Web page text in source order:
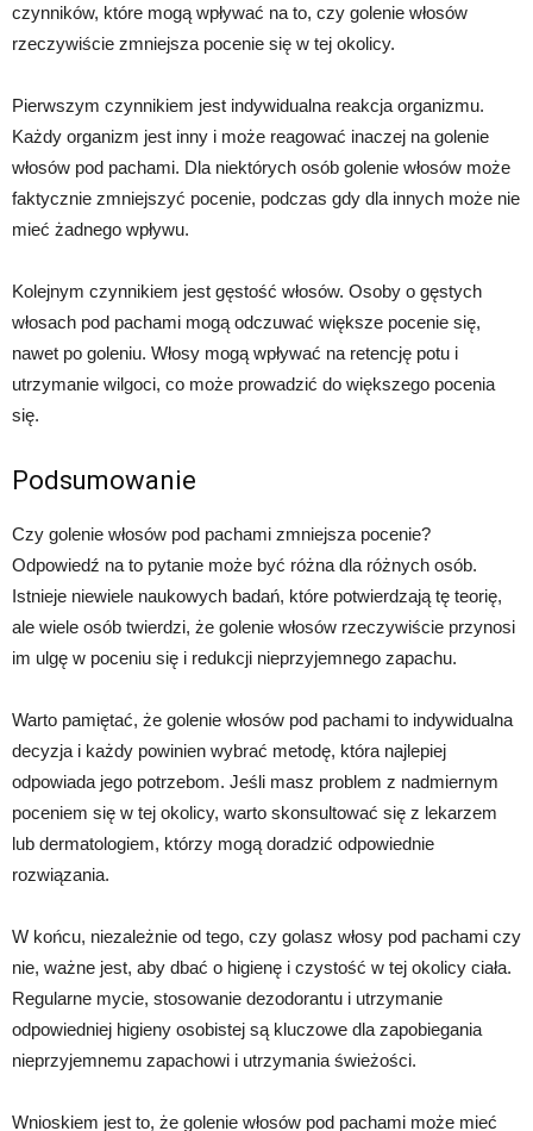
czynników, które mogą wpływać na to, czy golenie włosów
rzeczywiście zmniejsza pocenie się w tej okolicy.
Pierwszym czynnikiem jest indywidualna reakcja organizmu.
Każdy organizm jest inny i może reagować inaczej na golenie
włosów pod pachami. Dla niektórych osób golenie włosów może
faktycznie zmniejszyć pocenie, podczas gdy dla innych może nie
mieć żadnego wpływu.
Kolejnym czynnikiem jest gęstość włosów. Osoby o gęstych
włosach pod pachami mogą odczuwać większe pocenie się,
nawet po goleniu. Włosy mogą wpływać na retencję potu i
utrzymanie wilgoci, co może prowadzić do większego pocenia
się.
Podsumowanie
Czy golenie włosów pod pachami zmniejsza pocenie?
Odpowiedź na to pytanie może być różna dla różnych osób.
Istnieje niewiele naukowych badań, które potwierdzają tę teorię,
ale wiele osób twierdzi, że golenie włosów rzeczywiście przynosi
im ulgę w poceniu się i redukcji nieprzyjemnego zapachu.
Warto pamiętać, że golenie włosów pod pachami to indywidualna
decyzja i każdy powinien wybrać metodę, która najlepiej
odpowiada jego potrzebom. Jeśli masz problem z nadmiernym
poceniem się w tej okolicy, warto skonsultować się z lekarzem
lub dermatologiem, którzy mogą doradzić odpowiednie
rozwiązania.
W końcu, niezależnie od tego, czy golasz włosy pod pachami czy
nie, ważne jest, aby dbać o higienę i czystość w tej okolicy ciała.
Regularne mycie, stosowanie dezodorantu i utrzymanie
odpowiedniej higieny osobistej są kluczowe dla zapobiegania
nieprzyjemnemu zapachowi i utrzymania świeżości.
Wnioskiem jest to, że golenie włosów pod pachami może mieć